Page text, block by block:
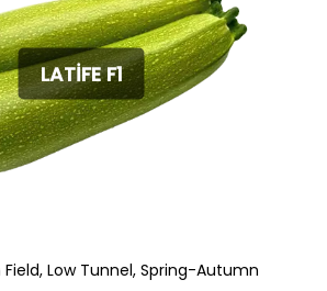
LATİFE F1
Low Tunnel, Spring-Autumn